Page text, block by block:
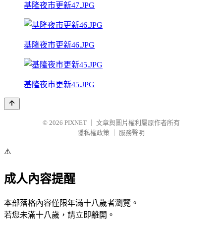
基隆夜市更新47.JPG
基隆夜市更新46.JPG
基隆夜市更新45.JPG
© 2026 PIXNET
文章與圖片權利屬原作者所有
隱私權政策
服務聲明
⚠️
成人內容提醒
本部落格內容僅限年滿十八歲者瀏覽。
若您未滿十八歲，請立即離開。